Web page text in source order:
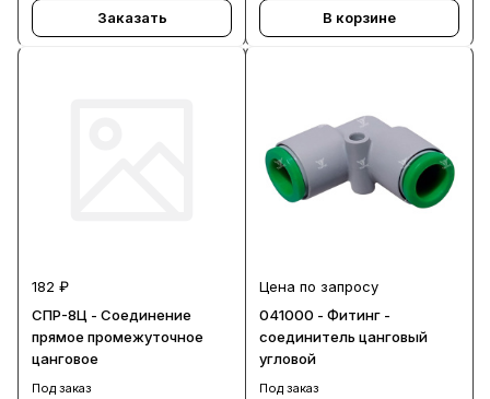
Заказать В корзине
182 ₽
СПР-8Ц - Соединение
прямое промежуточное
цанговое
Под заказ
Цена по запросу
041000 - Фитинг -
соединитель цанговый
угловой
Под заказ